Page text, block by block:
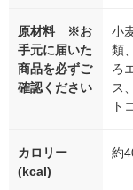
原材料 ※お
手元に届いた
商品を必ずご
確認ください
小
類
ろ
ス
ト
カロリー
(kcal)
約